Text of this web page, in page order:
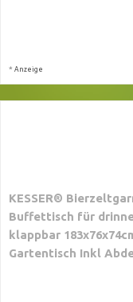
* Anzeige
KESSER®
Buffettisch für
klappbar
Gartentisch Inkl